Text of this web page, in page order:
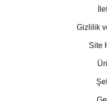
Gizlilik
Site